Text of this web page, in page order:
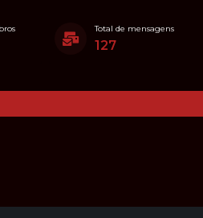
Total de mensagens
127